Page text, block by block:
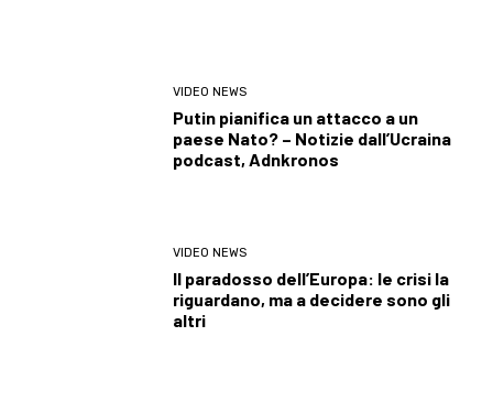
VIDEO NEWS
Putin pianifica un attacco a un
paese Nato? – Notizie dall’Ucraina
podcast, Adnkronos
VIDEO NEWS
Il paradosso dell’Europa: le crisi la
riguardano, ma a decidere sono gli
altri